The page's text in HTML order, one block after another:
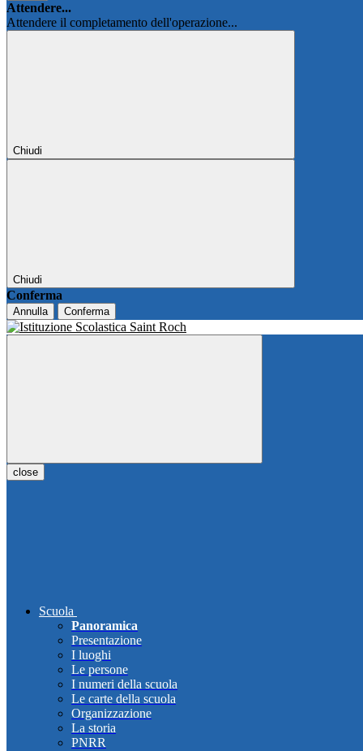
Attendere...
Attendere il completamento dell'operazione...
Chiudi
Chiudi
Conferma
Annulla Conferma
close
Scuola
Panoramica
Presentazione
I luoghi
Le persone
I numeri della scuola
Le carte della scuola
Organizzazione
La storia
PNRR